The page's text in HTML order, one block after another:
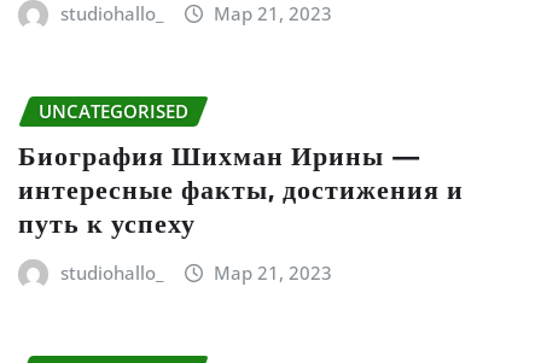
studiohallo_ Мар 21, 2023
UNCATEGORISED
Биография Шихман Ирины —
интересные факты, достижения и
путь к успеху
studiohallo_ Мар 21, 2023